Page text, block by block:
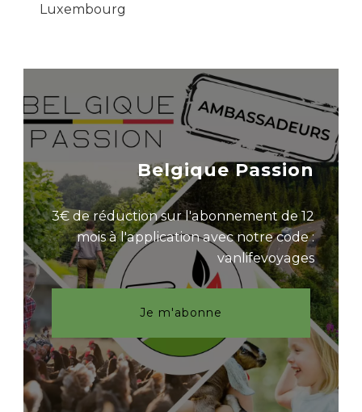
Luxembourg
Belgique Passion
3€ de réduction sur l'abonnement de 12
mois à l'application avec notre code :
vanlifevoyages
Je m'abonne